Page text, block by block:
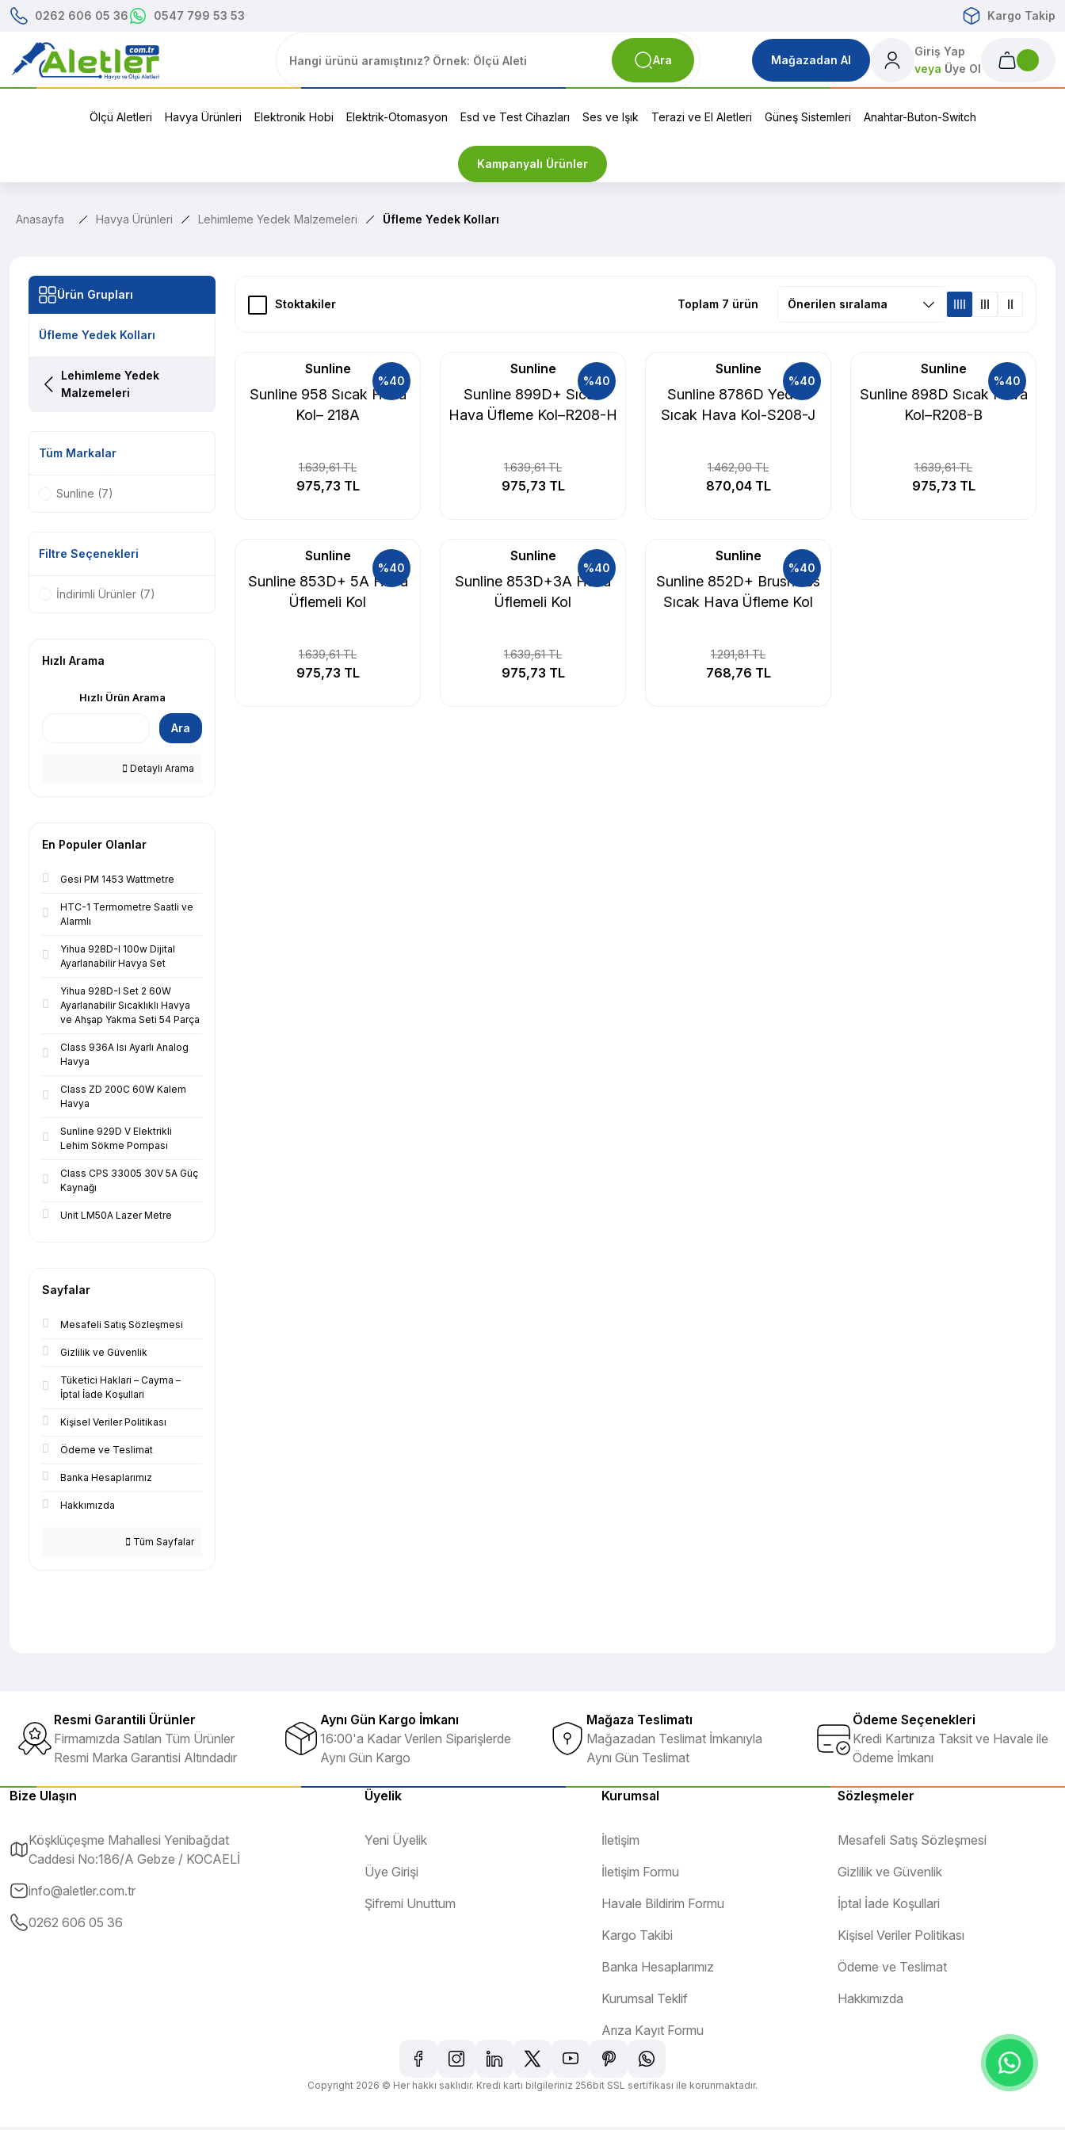
0262 606 05 36 0547 799 53 53 Kargo Takip
Ara Mağazadan Al
Giriş Yap
veya Üye Ol
Ölçü Aletleri Havya Ürünleri Elektronik Hobi Elektrik-Otomasyon Esd ve Test Cihazları Ses ve Işık Terazi ve El Aletleri Güneş Sistemleri Anahtar-Buton-Switch
Kampanyalı Ürünler
Anasayfa Havya Ürünleri Lehimleme Yedek Malzemeleri Üfleme Yedek Kolları
Ürün Grupları
Üfleme Yedek Kolları
Lehimleme Yedek
Malzemeleri
Tüm Markalar
Sunline (7)
Filtre Seçenekleri
İndirimli Ürünler (7)
Hızlı Arama
Hızlı Ürün Arama
Ara
Detaylı Arama
En Populer Olanlar
Gesi PM 1453 Wattmetre
HTC-1 Termometre Saatli ve
Alarmlı
Yihua 928D-I 100w Dijital
Ayarlanabilir Havya Set
Yihua 928D-I Set 2 60W
Ayarlanabilir Sıcaklıklı Havya
ve Ahşap Yakma Seti 54 Parça
Class 936A Isı Ayarlı Analog
Havya
Class ZD 200C 60W Kalem
Havya
Sunline 929D V Elektrikli
Lehim Sökme Pompası
Class CPS 33005 30V 5A Güç
Kaynağı
Unit LM50A Lazer Metre
Sayfalar
Mesafeli Satış Sözleşmesi
Gizlilik ve Güvenlik
Tüketici Haklari – Cayma –
İptal İade Koşullari
Kişisel Veriler Politikası
Ödeme ve Teslimat
Banka Hesaplarımız
Hakkımızda
Tüm Sayfalar
Stoktakiler Toplam 7 ürün
%40
Sunline
Sunline 958 Sıcak Hava
Kol– 218A
1.639,61 TL
975,73 TL
%40
Sunline
Sunline 899D+ Sıcak
Hava Üfleme Kol–R208-H
1.639,61 TL
975,73 TL
%40
Sunline
Sunline 8786D Yedek
Sıcak Hava Kol-S208-J
1.462,00 TL
870,04 TL
%40
Sunline
Sunline 898D Sıcak Hava
Kol–R208-B
1.639,61 TL
975,73 TL
%40
Sunline
Sunline 853D+ 5A Hava
Üflemeli Kol
1.639,61 TL
975,73 TL
%40
Sunline
Sunline 853D+3A Hava
Üflemeli Kol
1.639,61 TL
975,73 TL
%40
Sunline
Sunline 852D+ Brushless
Sıcak Hava Üfleme Kol
1.291,81 TL
768,76 TL
Resmi Garantili Ürünler
Firmamızda Satılan Tüm Ürünler
Resmi Marka Garantisi Altındadır
Aynı Gün Kargo İmkanı
16:00'a Kadar Verilen Siparişlerde
Aynı Gün Kargo
Mağaza Teslimatı
Mağazadan Teslimat İmkanıyla
Aynı Gün Teslimat
Ödeme Seçenekleri
Kredi Kartınıza Taksit ve Havale ile
Ödeme İmkanı
Bize Ulaşın
Köşklüçeşme Mahallesi Yenibağdat
Caddesi No:186/A Gebze / KOCAELİ
info@aletler.com.tr
0262 606 05 36
Üyelik
Yeni Üyelik
Üye Girişi
Şifremi Unuttum
Kurumsal
İletişim
İletişim Formu
Havale Bildirim Formu
Kargo Takibi
Banka Hesaplarımız
Kurumsal Teklif
Arıza Kayıt Formu
Sözleşmeler
Mesafeli Satış Sözleşmesi
Gizlilik ve Güvenlik
İptal İade Koşullari
Kişisel Veriler Politikası
Ödeme ve Teslimat
Hakkımızda
Copyright 2026 © Her hakkı saklıdır. Kredi kartı bilgileriniz 256bit SSL sertifikası ile korunmaktadır.